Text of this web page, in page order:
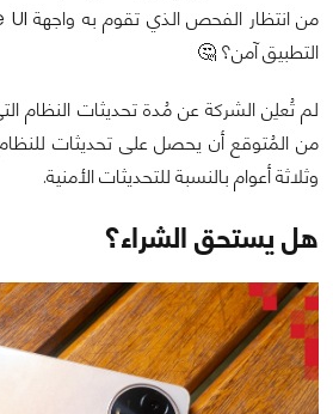
التطبيق آمن؟ 🤔
لم تُعلِن الشركة عن مُدة تحديثات النظام
من المُتوقع أن يحصل على تحديثات
وثلاثة أعوام بالنسبة للتحديثات الأمنية.
هل يستحق الشراء؟